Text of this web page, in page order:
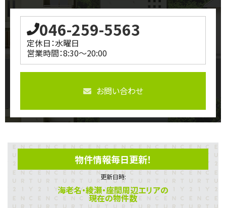
046-259-5563
定休日：水曜日
営業時間：8:30～20:00
お問い合わせ
物件情報毎日更新！
更新日時:
海老名・綾瀬・座間周辺エリアの
現在の物件数